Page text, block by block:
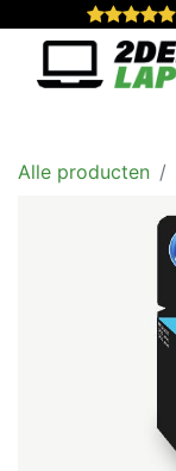
Alle producten